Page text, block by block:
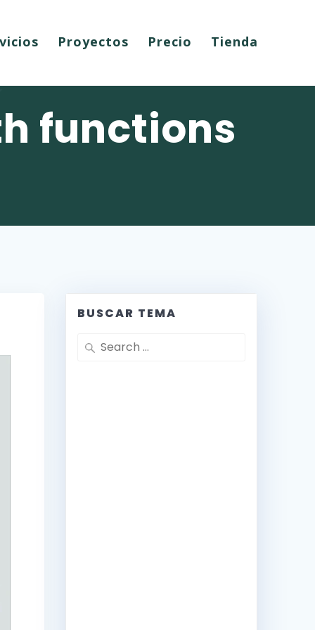
Proyectos Precio Tienda
functions
BUSCAR TEMA
Search
for: